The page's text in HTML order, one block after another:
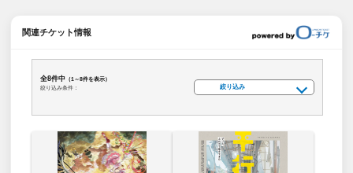
関連チケット情報
全8件中 （1～8件を表示）
絞り込み条件：
絞り込み